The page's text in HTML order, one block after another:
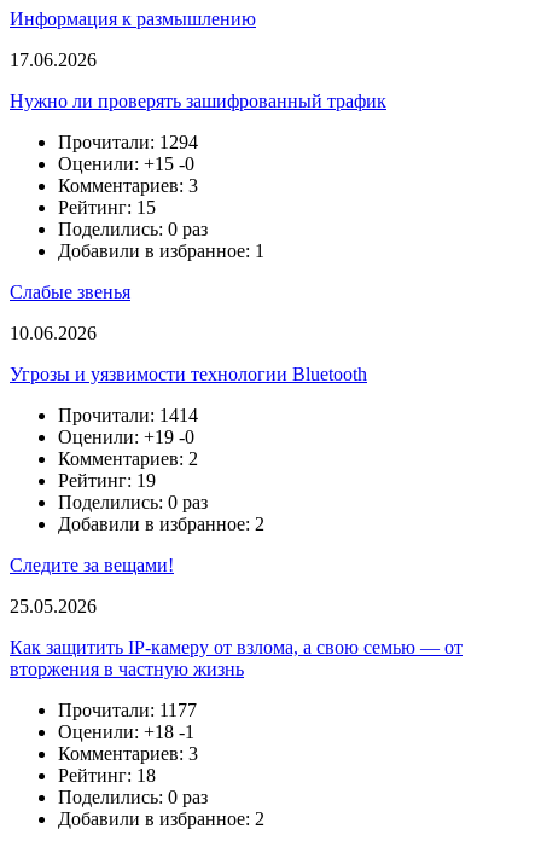
Информация к размышлению
17.06.2026
Нужно ли проверять зашифрованный трафик
Прочитали: 1294
Оценили: +15 -0
Комментариев: 3
Рейтинг: 15
Поделились: 0 раз
Добавили в избранное: 1
Слабые звенья
10.06.2026
Угрозы и уязвимости технологии Bluetooth
Прочитали: 1414
Оценили: +19 -0
Комментариев: 2
Рейтинг: 19
Поделились: 0 раз
Добавили в избранное: 2
Следите за вещами!
25.05.2026
Как защитить IP-камеру от взлома, а свою семью — от
вторжения в частную жизнь
Прочитали: 1177
Оценили: +18 -1
Комментариев: 3
Рейтинг: 18
Поделились: 0 раз
Добавили в избранное: 2